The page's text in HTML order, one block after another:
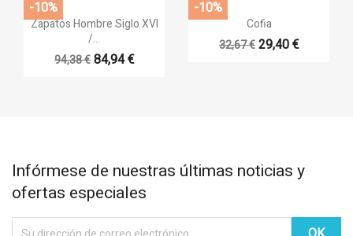
((title))
 Vista rápida
Zapatos Hombre Siglo XVI
/...
94,38 €84,94 €
-10%
 Vista rápida
Cofia
32,67 €29,40 €
-10%
Infórmese de nuestras últimas noticias y
ofertas especiales